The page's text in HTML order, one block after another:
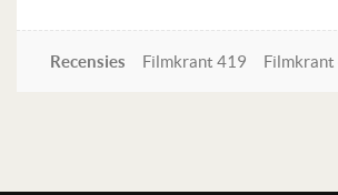
Recensies Filmkrant 419 Filmkrant